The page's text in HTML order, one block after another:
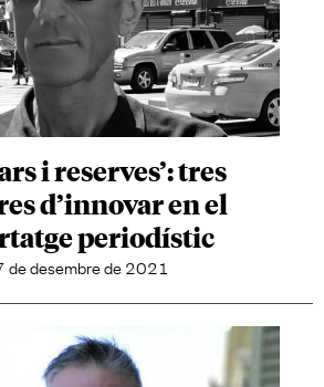
i reserves’: tres
d’innovar en el
periodístic
de desembre de 2021